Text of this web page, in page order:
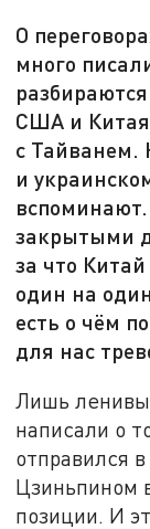
О
много
США и
с Тайванем.
и
вспоминают.
закрытыми
за что
один на
есть о чём
для нас
Лишь
написали о
отправился
Цзиньпином
позиции. И